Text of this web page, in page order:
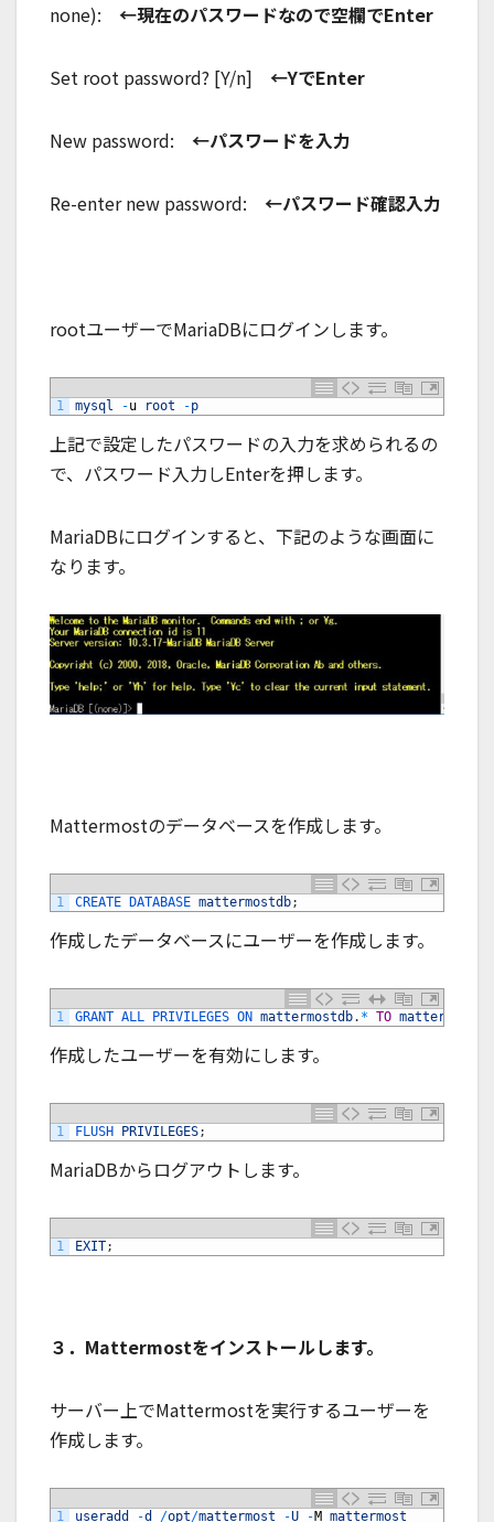
none): ←現在のパスワードなので空欄でEnter
Set root password? [Y/n] ←YでEnter
New password: ←パスワードを入力
Re-enter new password: ←パスワード確認入力
rootユーザーでMariaDBにログインします。
1 mysql -u root -p
上記で設定したパスワードの入力を求められるの
で、パスワード入力しEnterを押します。
MariaDBにログインすると、下記のような画面に
なります。
Mattermostのデータベースを作成します。
1 CREATE DATABASE mattermostdb;
作成したデータベースにユーザーを作成します。
1 GRANT ALL PRIVILEGES ON mattermostdb. * TO mattermost
作成したユーザーを有効にします。
1 FLUSH PRIVILEGES;
MariaDBからログアウトします。
1 EXIT;
３．Mattermostをインストールします。
サーバー上でMattermostを実行するユーザーを
作成します。
1 useradd -d /opt/mattermost -U -M mattermost